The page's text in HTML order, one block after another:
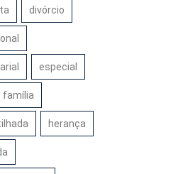
divórcio
especial
família
herança